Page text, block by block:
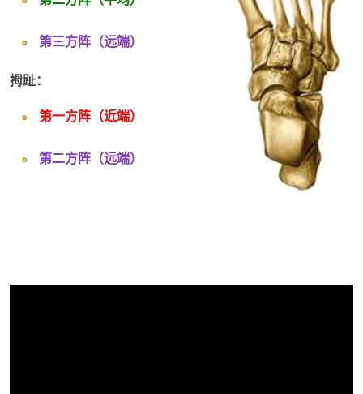
第三方阵（远端）
拇趾：
第一方阵（近端）
第二方阵（远端）